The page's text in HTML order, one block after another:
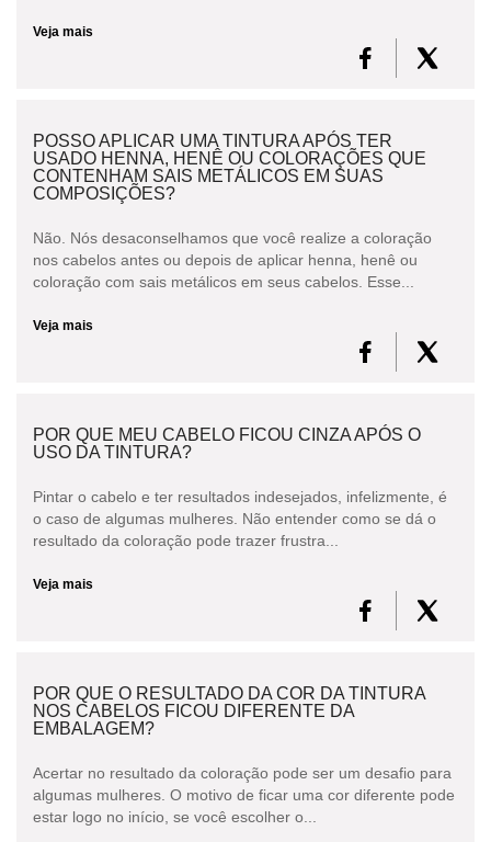
Veja mais
POSSO APLICAR UMA TINTURA APÓS TER
USADO HENNA, HENÊ OU COLORAÇÕES QUE
CONTENHAM SAIS METÁLICOS EM SUAS
COMPOSIÇÕES?
Não. Nós desaconselhamos que você realize a coloração
nos cabelos antes ou depois de aplicar henna, henê ou
coloração com sais metálicos em seus cabelos. Esse...
Veja mais
POR QUE MEU CABELO FICOU CINZA APÓS O
USO DA TINTURA?
Pintar o cabelo e ter resultados indesejados, infelizmente, é
o caso de algumas mulheres. Não entender como se dá o
resultado da coloração pode trazer frustra...
Veja mais
POR QUE O RESULTADO DA COR DA TINTURA
NOS CABELOS FICOU DIFERENTE DA
EMBALAGEM?
Acertar no resultado da coloração pode ser um desafio para
algumas mulheres. O motivo de ficar uma cor diferente pode
estar logo no início, se você escolher o...